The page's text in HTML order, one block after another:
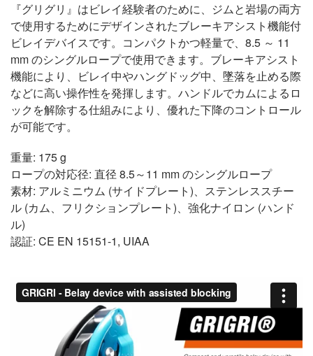
『グリグリ』はビレイ経験者のために、ジムと岩場の両方
で使用するためにデザインされたブレーキアシスト機能付
ビレイデバイスです。コンパクトかつ軽量で、8.5 ～ 11
mm のシングルロープで使用できます。ブレーキアシスト
機能により、ビレイ中やハングドッグ中、墜落を止める際
などに高い操作性を発揮します。ハンドルでカムによるロ
ックを解除する仕組みにより、優れた下降のコントロール
が可能です。
重量: 175 g
ロープの対応径: 直径 8.5～11 mm のシングルロープ
素材: アルミニウム (サイドプレート)、ステンレススチー
ル (カム、フリクションプレート)、強化ナイロン (ハンド
ル)
認証: CE EN 15151-1, UIAA